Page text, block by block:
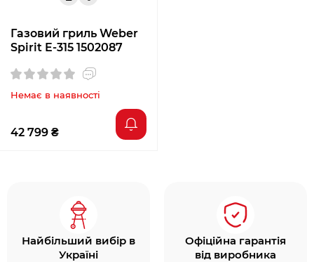
Газовий гриль Weber
Spirit E-315 1502087
Немає в наявності
42 799 ₴
Найбільший вибір в
Україні
Офіційна гарантія
від виробника